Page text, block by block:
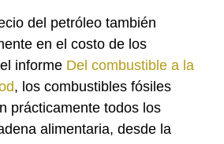
del petróleo también
en el costo de los
informe Del combustible a la
, los combustibles fósiles
prácticamente todos los
alimentaria, desde la